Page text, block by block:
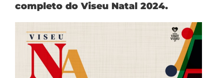
completo do Viseu Natal 2024.